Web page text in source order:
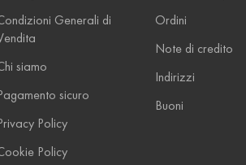
Generali di
siamo
sicuro
Policy
Policy
Ordini
Note di credito
Indirizzi
Buoni